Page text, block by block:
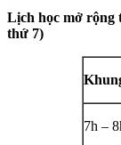
Lịch học mở rộng
thứ 7)
7h –